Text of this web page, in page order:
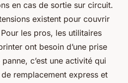
en cas de sortie sur circuit.
existent pour couvrir
les pros, les utilitaires
ont besoin d’une prise
c’est une activité qui
de remplacement express et